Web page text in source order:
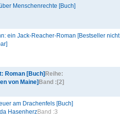
Menschenrechte [Buch]
ein Jack-Reacher-Roman [Bestseller nicht
Roman [Buch] Reihe:
von Maine] Band : [2]
am Drachenfels [Buch]
HasenherzBand :3